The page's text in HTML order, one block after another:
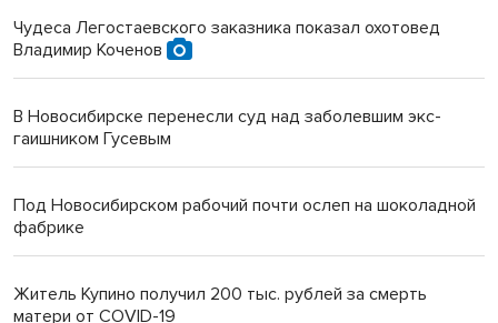
Чудеса Легостаевского заказника показал охотовед
Владимир Коченов
В Новосибирске перенесли суд над заболевшим экс-
гаишником Гусевым
Под Новосибирском рабочий почти ослеп на шоколадной
фабрике
Житель Купино получил 200 тыс. рублей за смерть
матери от COVID-19